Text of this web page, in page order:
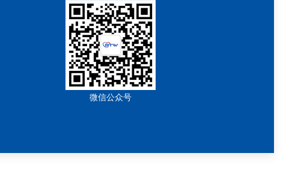
微信公众号